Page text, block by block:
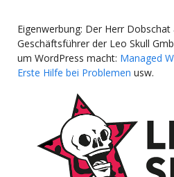
Eigenwerbung: Der Herr
Geschäftsführer der Leo Skull
um WordPress macht: Managed
Erste Hilfe bei Problemen usw.